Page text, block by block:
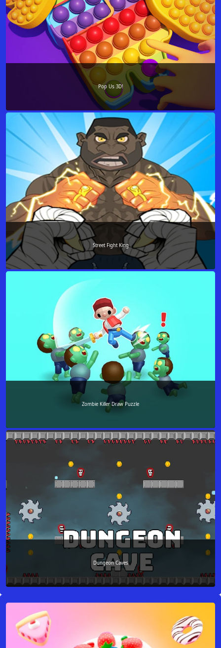
Pop Us 3D!
Street Fight King
Zombie Killer Draw Puzzle
Dungeon Caves